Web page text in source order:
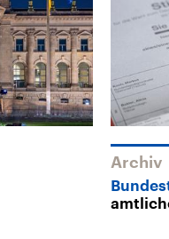
Archiv